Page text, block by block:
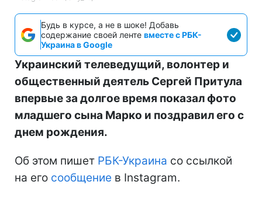
Будь в курсе, а не в шоке! Добавь
содержание своей ленте вместе с РБК-
Украина в Google
Украинский телеведущий, волонтер и
общественный деятель Сергей Притула
впервые за долгое время показал фото
младшего сына Марко и поздравил его с
днем рождения.
Об этом пишет РБК-Украина со ссылкой
на его сообщение в Instagram.